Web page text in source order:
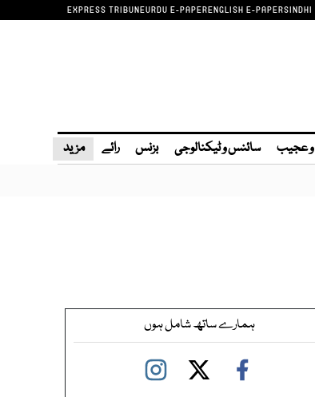
EXPRESS TRIBUNEURDU E-PAPERENGLISH E-PAPERSINDHI
عجیب سائنس و ٹیکنالوجی بزنس رائے مزید
ہمارے ساتھ شامل ہوں